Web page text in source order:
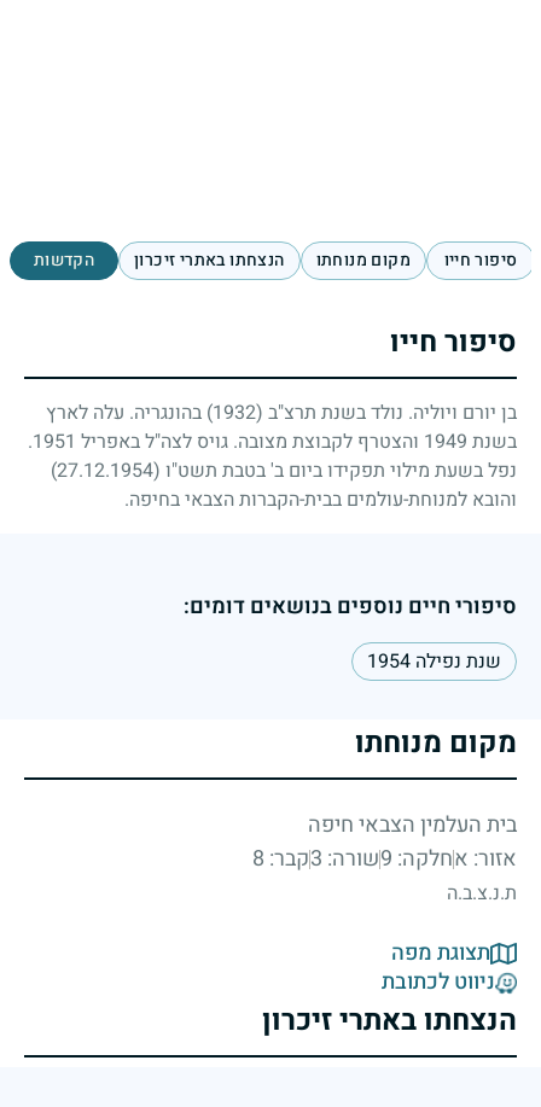
סיפור חייו מקום מנוחתו הנצחתו באתרי זיכרון הקדשות
סיפור חייו
בן יורם ויוליה. נולד בשנת תרצ"ב (1932)
בהונגריה. עלה לארץ
בשנת 1949 והצטרף לקבוצת מצובה. גויס לצה"ל באפריל 1951
.
נפל בשעת מילוי תפקידו ביום ב' בטבת תשט"ו (27.12.1954)
והובא למנוחת-עולמים בבית-הקברות הצבאי בחיפה.
סיפורי חיים נוספים בנושאים דומים:
שנת נפילה 1954
מקום מנוחתו
בית העלמין הצבאי חיפה
אזור: אחלקה: 9 שורה: 3 קבר: 8
ת.נ.צ.ב.ה
תצוגת מפה
ניווט לכתובת
הנצחתו באתרי זיכרון